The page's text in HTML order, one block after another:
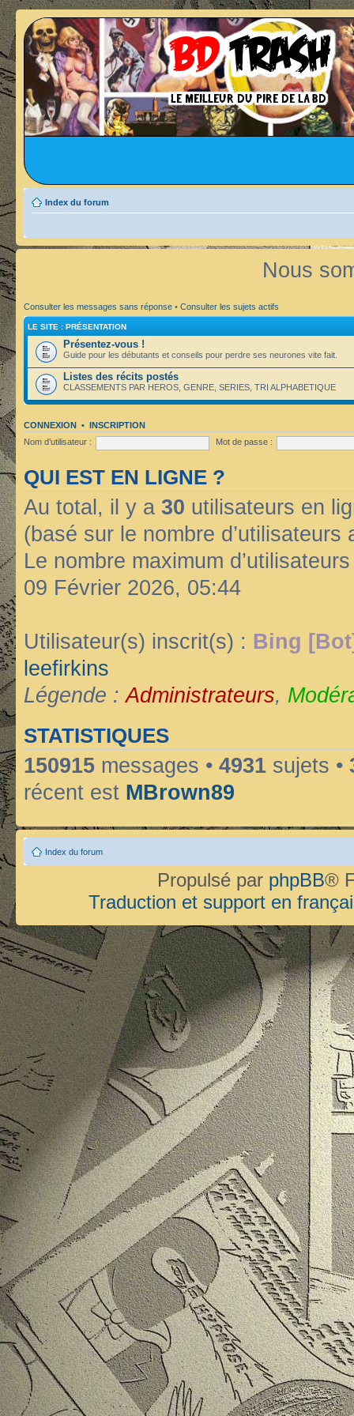
Index du forum
Nous
Consulter les messages sans réponse • Consulter les sujets actifs
LE SITE : PRÉSENTATION
Présentez-vous !
Guide pour les débutants et conseils pour perdre ses neurones vite fait.
Listes des récits postés
CLASSEMENTS PAR HEROS, GENRE, SERIES, TRI ALPHABETIQUE
CONNEXION • INSCRIPTION
Nom d’utilisateur :
Mot de passe :
QUI EST EN LIGNE ?
Au total, il y a 30 utilisateurs en
(basé sur le nombre
Le nombre maximum
09 Février 2026, 05:44
Utilisateur(s) inscrit(s) : Bing
leefirkins
Légende :Administrateurs,
STATISTIQUES
150915 messages • 4931 sujets •
récent est MBrown89
Index du forum
Propulsé par phpBB®
Traduction et support en